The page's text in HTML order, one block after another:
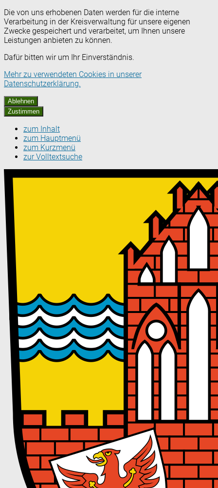
Die von uns erhobenen Daten werden für die interne
Verarbeitung in der Kreisverwaltung für unsere eigenen
Zwecke gespeichert und verarbeitet, um Ihnen unsere
Leistungen anbieten zu können.
Dafür bitten wir um Ihr Einverständnis.
Mehr zu verwendeten Cookies in unserer
Datenschutzerklärung.
Ablehnen
Zustimmen
zum Inhalt
zum Hauptmenü
zum Kurzmenü
zur Volltextsuche